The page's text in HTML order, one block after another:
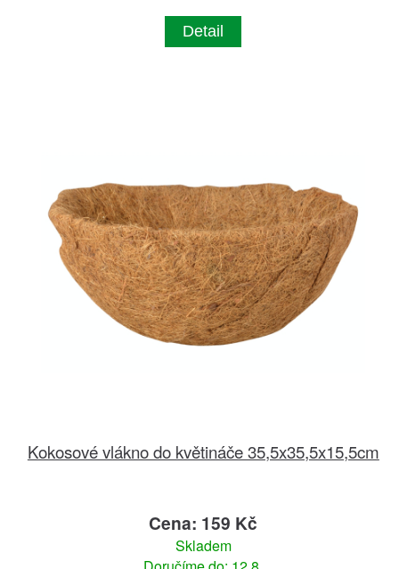
Detail
Kokosové vlákno do květináče 35,5x35,5x15,5cm
Cena: 159 Kč
Skladem